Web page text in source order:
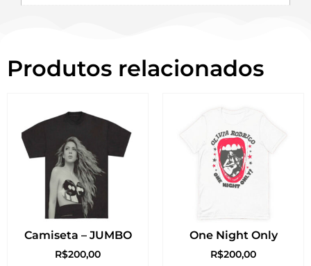
Produtos relacionados
Camiseta – JUMBO
R$200,00
One Night Only
R$200,00